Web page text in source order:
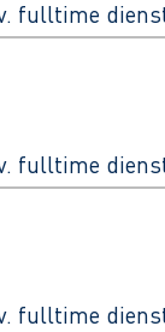
fulltime
fulltime
fulltime